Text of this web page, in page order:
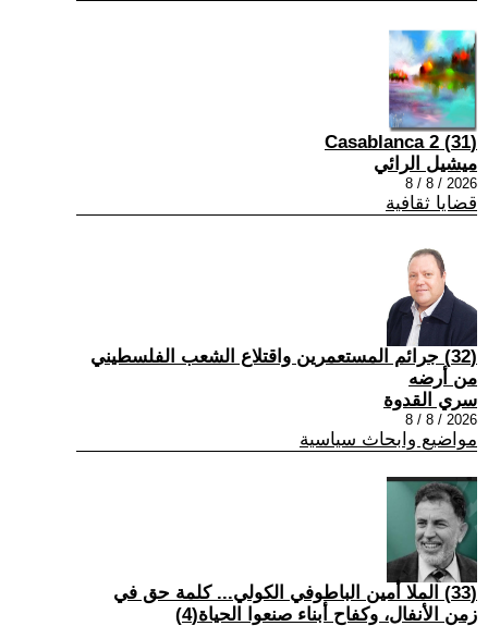
(31) Casablanca 2
ميشيل الرائي
2026 / 8 / 8
قضايا ثقافية
(32) جرائم المستعمرين واقتلاع الشعب الفلسطيني
من أرضه
سري القدوة
2026 / 8 / 8
مواضيع وابحاث سياسية
(33) الملا أمين الباطوفي الكولي... كلمة حق في
زمن الأنفال، وكفاح أبناء صنعوا الحياة(4)